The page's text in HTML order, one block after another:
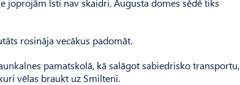
joprojām īsti nav skaidri. Augusta domes sēdē tiks
rosināja vecākus padomāt.
pamatskolā, kā salāgot sabiedrisko transportu,
vēlas braukt uz Smilteni.